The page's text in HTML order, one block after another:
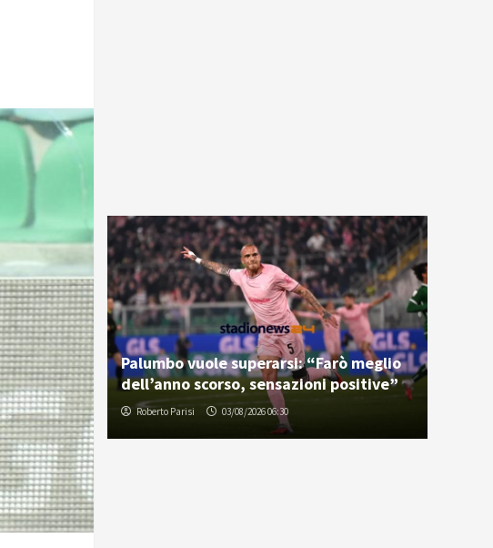
Palumbo vuole superarsi: “Farò meglio
dell’anno scorso, sensazioni positive”
Roberto Parisi 03/08/2026 06:30